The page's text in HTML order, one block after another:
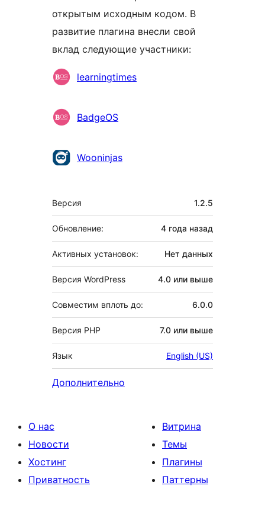
открытым исходным кодом. В
развитие плагина внесли свой
вклад следующие участники:
Участникиlearningtimes
BadgeOS
Wooninjas
Мета
Версия 1.2.5
Обновление: 4 года назад
Активных установок: Нет данных
Версия WordPress 4.0 или выше
Совместим вплоть до: 6.0.0
Версия PHP 7.0 или выше
Язык English (US)
Дополнительно
О нас
Новости
Хостинг
Приватность
Витрина
Темы
Плагины
Паттерны